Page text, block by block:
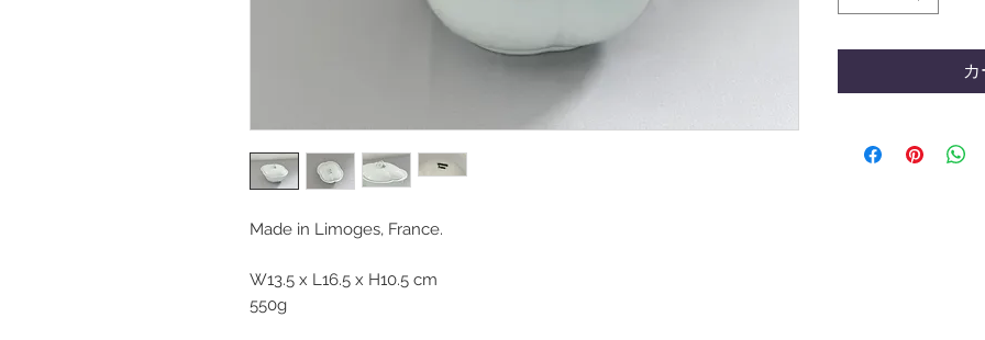
Made in Limoges, France.
W13.5 x L16.5 x H10.5 cm
550g